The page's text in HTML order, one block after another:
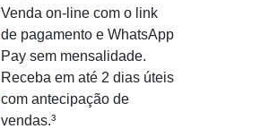
Venda on-line com o link
de pagamento e WhatsApp
Pay sem mensalidade.
Receba em até 2 dias úteis
com antecipação de
vendas.³